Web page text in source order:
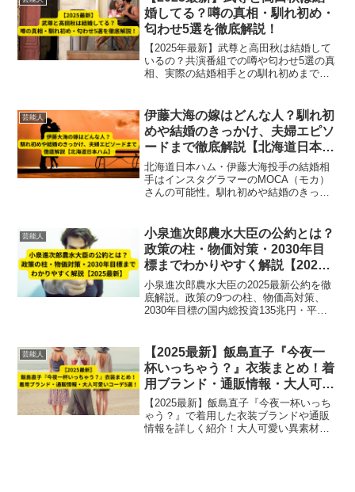
婚してる？噂の真相・馴れ初め・
匂わせ5選を徹底解説！
【2025年最新】武尊と高田秋は結婚して
いるの？共演番組での噂や匂わせ5選の真
相、実際の結婚相手との馴れ初めまで徹
芸能人
伊藤大海の嫁はどんな人？馴れ初
めや結婚のきっかけ、夫婦エピソ
ードまで徹底解説【北海道日本ハ
ム】
北海道日本ハム・伊藤大海投手の結婚相
手はインスタグラマーのMOCA（モカ）
さんの可能性。馴れ初めや結婚のきっか
完全版プロフィール記事。
芸能人
小泉進次郎農水大臣の公約とは？
政策の柱・物価対策・2030年目
標までわかりやすく解説【2025
最新】
小泉進次郎農水大臣の2025最新公約を徹
底解説。政策の9つの柱、物価高対策、
2030年目標の国内総投資135兆円・平均
芸能人
【2025最新】飯島直子『今夜一
杯いっちゃう？』衣装まとめ！着
用ブランド・通販情報・大人可愛
いコーデ5選！
【2025最新】飯島直子『今夜一杯いっち
ゃう？』で着用した衣装ブランドや通販
情報を詳しく紹介！大人可愛い異素材ミ